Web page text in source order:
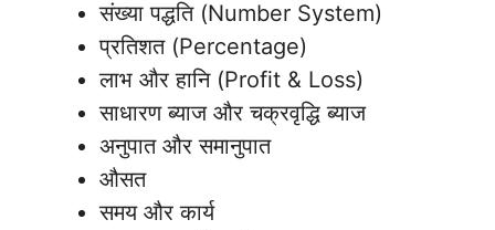
संख्या पद्धति (Number System)
प्रतिशत (Percentage)
लाभ और हानि (Profit & Loss)
साधारण ब्याज और चक्रवृद्धि ब्याज
अनुपात और समानुपात
औसत
समय और कार्य